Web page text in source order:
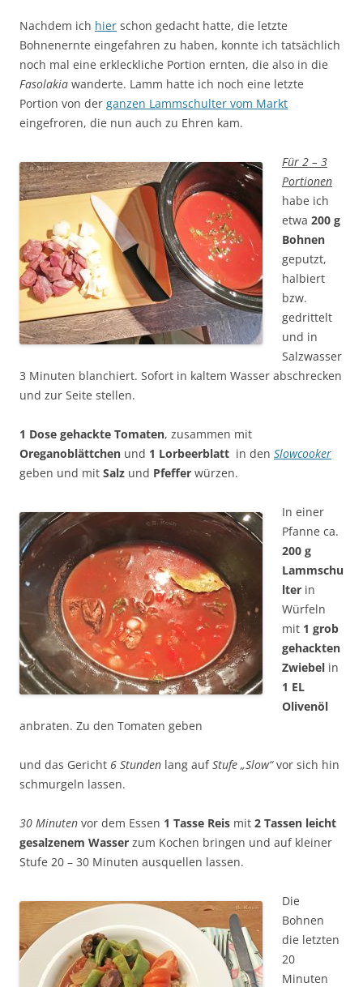
Nachdem ich hier schon gedacht hatte, die letzte
Bohnenernte eingefahren zu haben, konnte ich tatsächlich
noch mal eine erkleckliche Portion ernten, die also in die
Fasolakia wanderte. Lamm hatte ich noch eine letzte
Portion von der ganzen Lammschulter vom Markt
eingefroren, die nun auch zu Ehren kam.
Für 2 – 3
Portionen
habe ich
etwa 200 g
Bohnen
geputzt,
halbiert
bzw.
gedrittelt
und in
Salzwasser
3 Minuten blanchiert. Sofort in kaltem Wasser abschrecken
und zur Seite stellen.
1 Dose gehackte Tomaten, zusammen mit
Oreganoblättchen und 1 Lorbeerblatt in den Slowcooker
geben und mit Salz und Pfeffer würzen.
In einer
Pfanne ca.
200 g
Lammschu
lter in
Würfeln
mit 1 grob
gehackten
Zwiebel in
1 EL
Olivenöl
anbraten. Zu den Tomaten geben
und das Gericht 6 Stunden lang aufStufe „Slow“vor sich hin
schmurgeln lassen.
30 Minuten vor dem Essen 1 Tasse Reis mit 2 Tassen leicht
gesalzenem Wasser zum Kochen bringen und auf kleiner
Stufe 20 – 30 Minuten ausquellen lassen.
Die
Bohnen
die letzten
20
Minuten